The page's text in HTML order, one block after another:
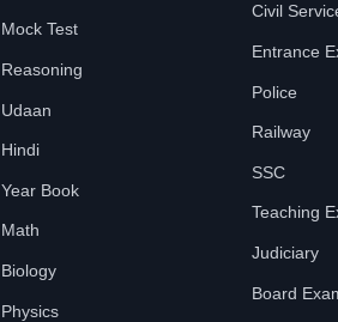
Mock Test
Reasoning
Udaan
Hindi
Year Book
Math
Biology
Physics
Civil
Entrance
Police
Railway
SSC
Teaching
Judiciary
Board